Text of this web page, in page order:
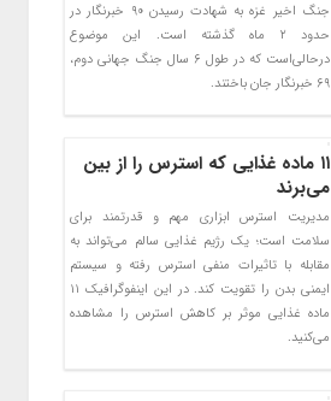
جنگ اخیر غزه به شهادت رسیدن ۹۰ خبرنگار در
حدود ۲ ماه گذشته است. این موضوع
درحالی‌است که در طول ۶ سال جنگ جهانی دوم،
۶۹ خبرنگار جان باختند.
۱۱ ماده غذایی که استرس را از بین
می‌برند
مدیریت استرس ابزاری مهم و قدرتمند برای
سلامت است؛ یک رژیم غذایی سالم می‌تواند به
مقابله با تاثیرات منفی استرس رفته و سیستم
ایمنی بدن را تقویت کند. در این اینفوگرافیک ۱۱
ماده غذایی موثر بر کاهش استرس را مشاهده
می‌کنید.